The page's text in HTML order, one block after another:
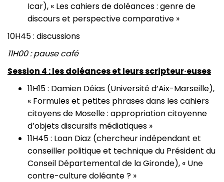
Icar), « Les cahiers de doléances : genre de
discours et perspective comparative »
10H45 : discussions
11H00 : pause café
Session 4 : les doléances et leurs scripteur·euses
11H15 : Damien Déias (Université d’Aix-Marseille),
« Formules et petites phrases dans les cahiers
citoyens de Moselle : appropriation citoyenne
d’objets discursifs médiatiques »
11H45 : Loan Diaz (chercheur indépendant et
conseiller politique et technique du Président du
Conseil Départemental de la Gironde), « Une
contre-culture doléante ? »